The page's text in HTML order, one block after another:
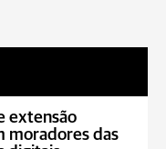
extensão
moradores das